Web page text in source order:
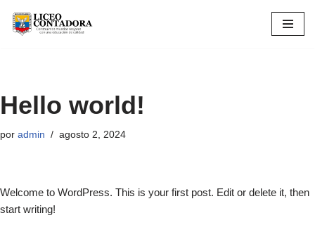
Saltar
Hello world!
por admin agosto 2, 2024
Welcome to WordPress. This is your first post. Edit or delete it, then
start writing!